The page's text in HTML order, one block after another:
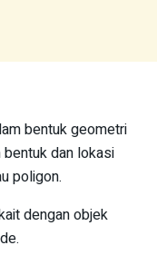
bentuk geometri
bentuk dan lokasi
poligon.
dengan objek